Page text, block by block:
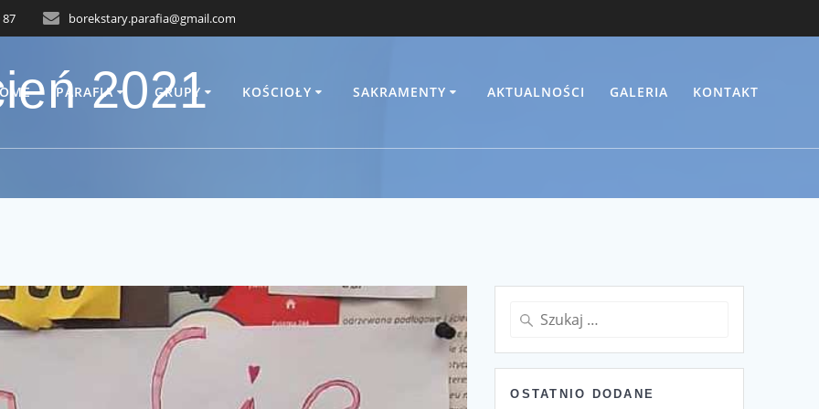
87 borekstary.parafia@gmail.com
PARAFIA GRUPY KOŚCIOŁY SAKRAMENTY AKTUALNOŚCI GALERIA KONTAKT
2021
Szukaj:
OSTATNIO DODANE